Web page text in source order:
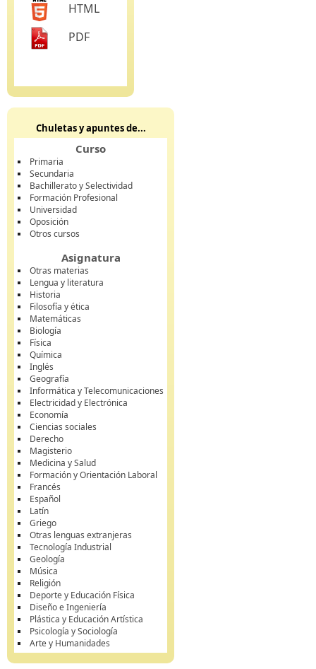
HTML
PDF
Chuletas y apuntes de...
Curso
Primaria
Secundaria
Bachillerato y Selectividad
Formación Profesional
Universidad
Oposición
Otros cursos
Asignatura
Otras materias
Lengua y literatura
Historia
Filosofía y ética
Matemáticas
Biología
Física
Química
Inglés
Geografía
Informática y Telecomunicaciones
Electricidad y Electrónica
Economía
Ciencias sociales
Derecho
Magisterio
Medicina y Salud
Formación y Orientación Laboral
Francés
Español
Latín
Griego
Otras lenguas extranjeras
Tecnología Industrial
Geología
Música
Religión
Deporte y Educación Física
Diseño e Ingeniería
Plástica y Educación Artística
Psicología y Sociología
Arte y Humanidades